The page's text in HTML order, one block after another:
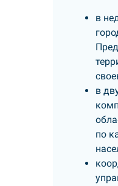
в
в
по